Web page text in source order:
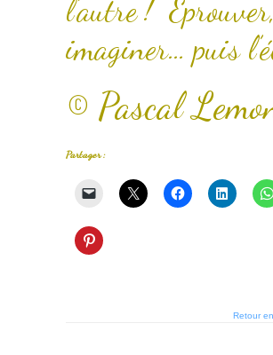
l’autre ! Eprouver,
imaginer… puis
© Pascal
Partager :
Retour